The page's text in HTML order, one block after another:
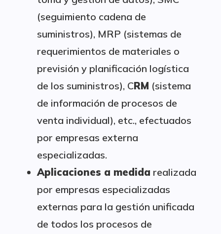
(seguimiento cadena de
suministros), MRP (sistemas de
requerimientos de materiales o
previsión y planificación logística
de los suministros), CRM (sistema
de información de procesos de
venta individual), etc., efectuados
por empresas externa
especializadas.
Aplicaciones a medida realizada
por empresas especializadas
externas para la gestión unificada
de todos los procesos de